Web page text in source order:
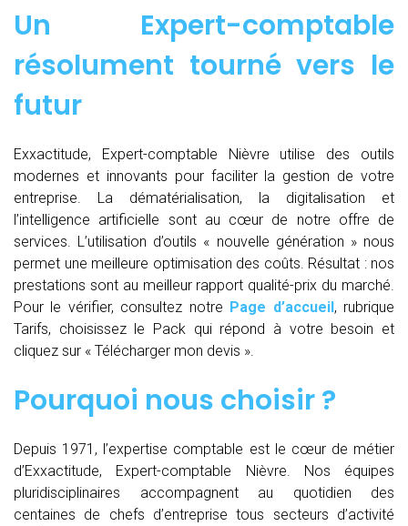
Un Expert-comptable
résolument tourné vers le
futur
Exxactitude, Expert-comptable Nièvre utilise des outils
modernes et innovants pour faciliter la gestion de votre
entreprise. La dématérialisation, la digitalisation et
l’intelligence artificielle sont au cœur de notre offre de
services. L’utilisation d’outils « nouvelle génération » nous
permet une meilleure optimisation des coûts. Résultat : nos
prestations sont au meilleur rapport qualité-prix du marché.
Pour le vérifier, consultez notre Page d’accueil, rubrique
Tarifs, choisissez le Pack qui répond à votre besoin et
cliquez sur « Télécharger mon devis ».
Pourquoi nous choisir ?
Depuis 1971, l’expertise comptable est le cœur de métier
d’Exxactitude, Expert-comptable Nièvre. Nos équipes
pluridisciplinaires accompagnent au quotidien des
centaines de chefs d’entreprise tous secteurs d’activité